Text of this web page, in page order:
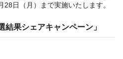
日（月）まで実施いたします。
結果シェアキャンペーン」